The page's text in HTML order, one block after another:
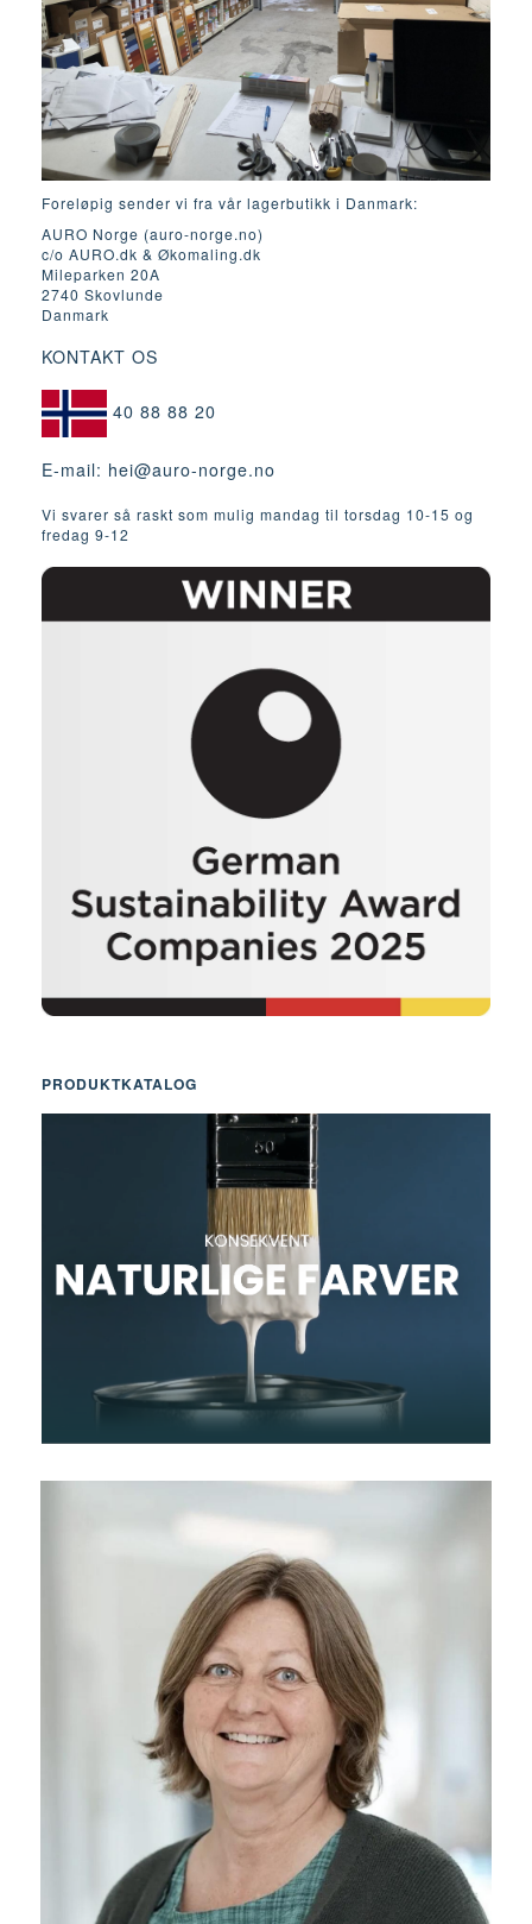
Foreløpig sender vi fra vår lagerbutikk i Danmark:
AURO Norge (auro-norge.no)
c/o AURO.dk & Økomaling.dk
Mileparken 20A
2740 Skovlunde
Danmark
KONTAKT OS
40 88 88 20
E-mail: hei@auro-norge.no
Vi svarer så raskt som mulig mandag til torsdag 10-15 og
fredag ​​9-12
PRODUKTKATALOG